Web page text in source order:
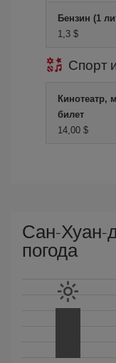
Бензин (1
1,3 $
Спорт
Кинотеатр,
билет
14,00 $
Сан-Хуан-
погода